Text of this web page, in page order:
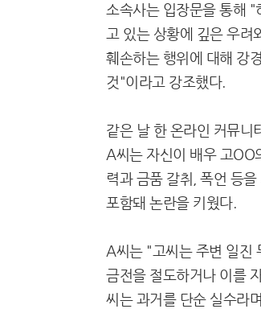
소속사는 입장문을 통해 "
고 있는 상황에 깊은 우
훼손하는 행위에 대해 강
것"이라고 강조했다.
같은 날 한 온라인 커뮤니
A씨는 자신이 배우 고OO
력과 금품 갈취, 폭언 등
포함돼 논란을 키웠다.
A씨는 "고씨는 주변 일진
금전을 절도하거나 이를
씨는 과거를 단순 실수라